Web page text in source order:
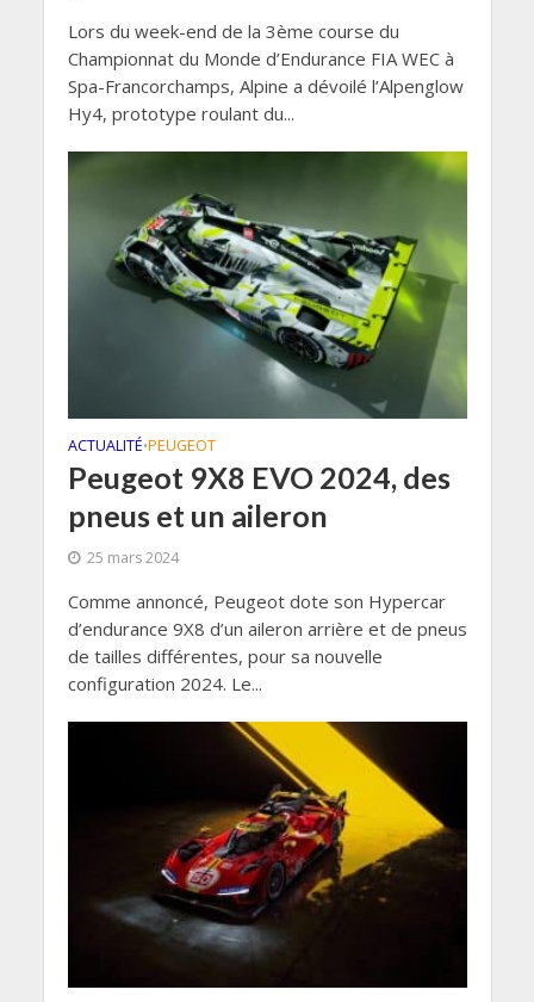
Lors du week-end de la 3ème course du
Championnat du Monde d’Endurance FIA WEC à
Spa-Francorchamps, Alpine a dévoilé l’Alpenglow
Hy4, prototype roulant du...
ACTUALITÉ•PEUGEOT
Peugeot 9X8 EVO 2024, des
pneus et un aileron
25 mars 2024
Comme annoncé, Peugeot dote son Hypercar
d’endurance 9X8 d’un aileron arrière et de pneus
de tailles différentes, pour sa nouvelle
configuration 2024. Le...